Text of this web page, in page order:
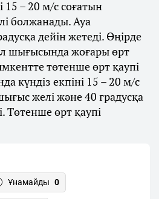
15 – 20 м/с соғатын
болжанады. Ауа
дейін жетеді. Өңірде
шығысында жоғары өрт
төтенше өрт қаупі
күндіз екпіні 15 – 20 м/с
желі және 40 градусқа
Төтенше өрт қаупі
Ұнамайды 0